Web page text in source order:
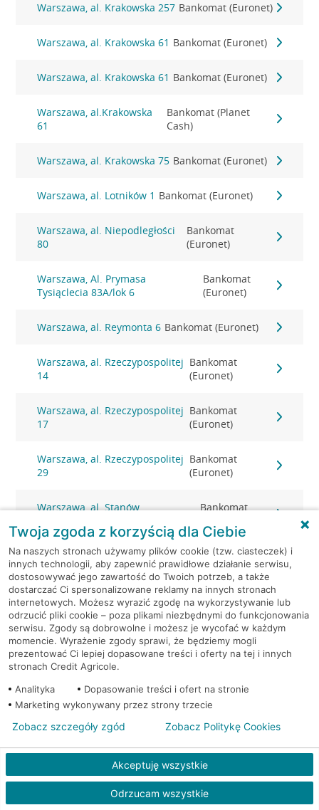
Warszawa, al. Krakowska 257 Bankomat (Euronet)
Warszawa, al. Krakowska 61 Bankomat (Euronet)
Warszawa, al. Krakowska 61 Bankomat (Euronet)
Warszawa, al.Krakowska
61
Bankomat (Planet
Cash)
Warszawa, al. Krakowska 75 Bankomat (Euronet)
Warszawa, al. Lotników 1 Bankomat (Euronet)
Warszawa, al. Niepodległości
80
Bankomat
(Euronet)
Warszawa, Al. Prymasa
Tysiąclecia 83A/lok 6
Bankomat
(Euronet)
Warszawa, al. Reymonta 6 Bankomat (Euronet)
Warszawa, al. Rzeczypospolitej
14
Bankomat
(Euronet)
Warszawa, al. Rzeczypospolitej
17
Bankomat
(Euronet)
Warszawa, al. Rzeczypospolitej
29
Bankomat
(Euronet)
Warszawa, al. Stanów
Bankomat
Warszawa, al. Stanów
Zjednoczonych 72
Bankomat
(Euronet)
Warszawa, Al.Stanów
Zjednoczonych 72/21
Bankomat (Planet
Cash)
Warszawa, al. Wilanowska
361
Bankomat
Warszawa, Ananasowa
31/U12
Bankomat (Planet
Cash)
Warszawa, Anny German
Bankomat (Planet
Cash)
Warszawa, Baletowa 2 Bankomat (Planet Cash)
Twoja zgoda z korzyścią dla Ciebie
Na naszych stronach używamy plików cookie (tzw. ciasteczek) i
innych technologii, aby zapewnić prawidłowe działanie serwisu,
dostosowywać jego zawartość do Twoich potrzeb, a także
dostarczać Ci spersonalizowane reklamy na innych stronach
internetowych. Możesz wyrazić zgodę na wykorzystywanie lub
odrzucić pliki cookie – poza plikami niezbędnymi do funkcjonowania
serwisu. Zgody są dobrowolne i możesz je wycofać w każdym
momencie. Wyrażenie zgody sprawi, że będziemy mogli
prezentować Ci lepiej dopasowane treści i oferty na tej i innych
stronach Credit Agricole.
Analityka
Dopasowanie treści i ofert na stronie
Marketing wykonywany przez strony trzecie
Akceptuję wszystkie
Odrzucam wszystkie
Zobacz szczegóły zgód Zobacz Politykę Cookies